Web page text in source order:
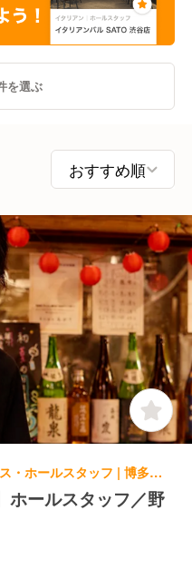
を選ぶ
焼き鳥, 居酒屋 | レストランサービス・ホールスタッフ | 博多うずまき 大分駅前店
ホールスタッフ／野